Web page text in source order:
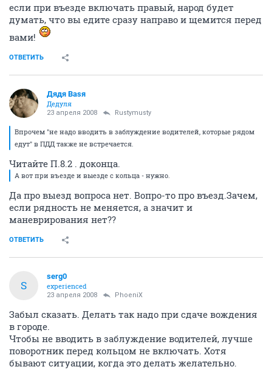
если при въезде включать правый, народ будет
думать, что вы едите сразу направо и щемится перед
вами!
ОТВЕТИТЬ
Дядя Ваsя
Дедуля
23 апреля 2008 Rustymusty
Впрочем "не надо вводить в заблуждение водителей, которые рядом
едут" в ПДД также не встречается.
Читайте П.8.2 . доконца.
А вот при въезде и выезде с кольца - нужно.
Да про выезд вопроса нет. Вопро-то про въезд.Зачем,
если рядность не меняется, а значит и
маневрирования нет??
ОТВЕТИТЬ
S
serg0
experienced
23 апреля 2008 PhoeniX
Забыл сказать. Делать так надо при сдаче вождения
в городе.
Чтобы не вводить в заблуждение водителей, лучше
поворотник перед кольцом не включать. Хотя
бывают ситуации, когда это делать желательно.